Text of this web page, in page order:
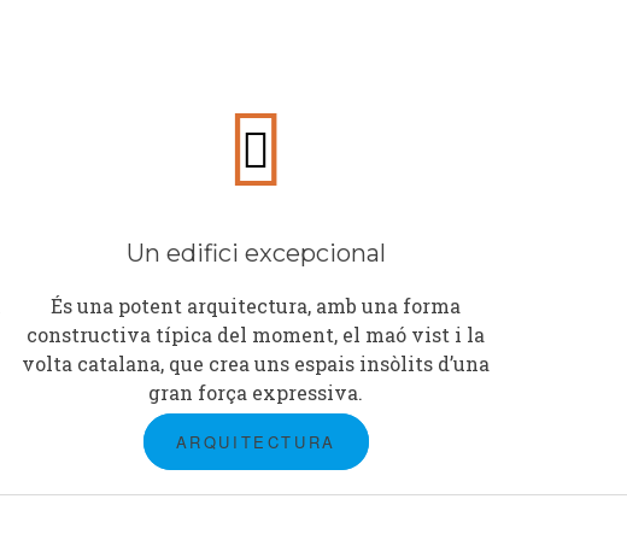
Un edifici excepcional
És una potent arquitectura, amb una forma
constructiva típica del moment, el maó vist i la
volta catalana, que crea uns espais insòlits d’una
gran força expressiva.
ARQUITECTURA